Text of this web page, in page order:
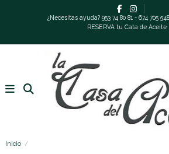
¿Necesitas ayuda? 953 74 80 81 - 674 705
RESERVA tu Cata de Aceite
Inicio